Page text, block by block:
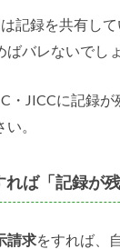
記録を共有し
ばバレないでし
・JICCに記録
。
れば「記録が
請求をすれば、